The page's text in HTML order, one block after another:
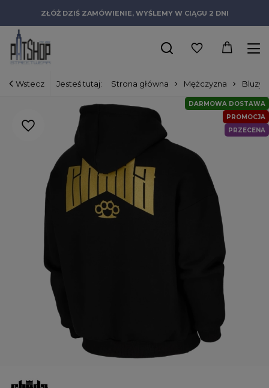
ZŁÓŻ DZIŚ ZAMÓWIENIE, WYŚLEMY W CIĄGU 2 DNI
Wstecz Jesteś tutaj: Strona główna Mężczyzna Bluzy
PROMOCJA
PRZECENA
DARMOWA DOSTAWA